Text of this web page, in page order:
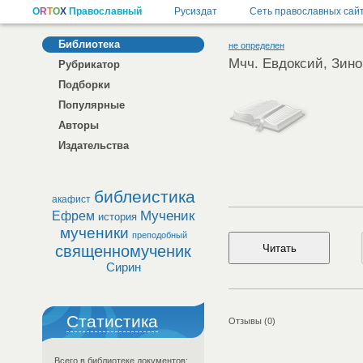
Библиотека
Рубрикатор
Подборки
Популярные
Авторы
Издательства
акафист библеистика
Ефрем история Мученик
мученики преподобный
священномученик
Сирин
Статистика
Всего в библиотеке документов:
не определен
Мчч. Евдоксий,
Отзывы (0)